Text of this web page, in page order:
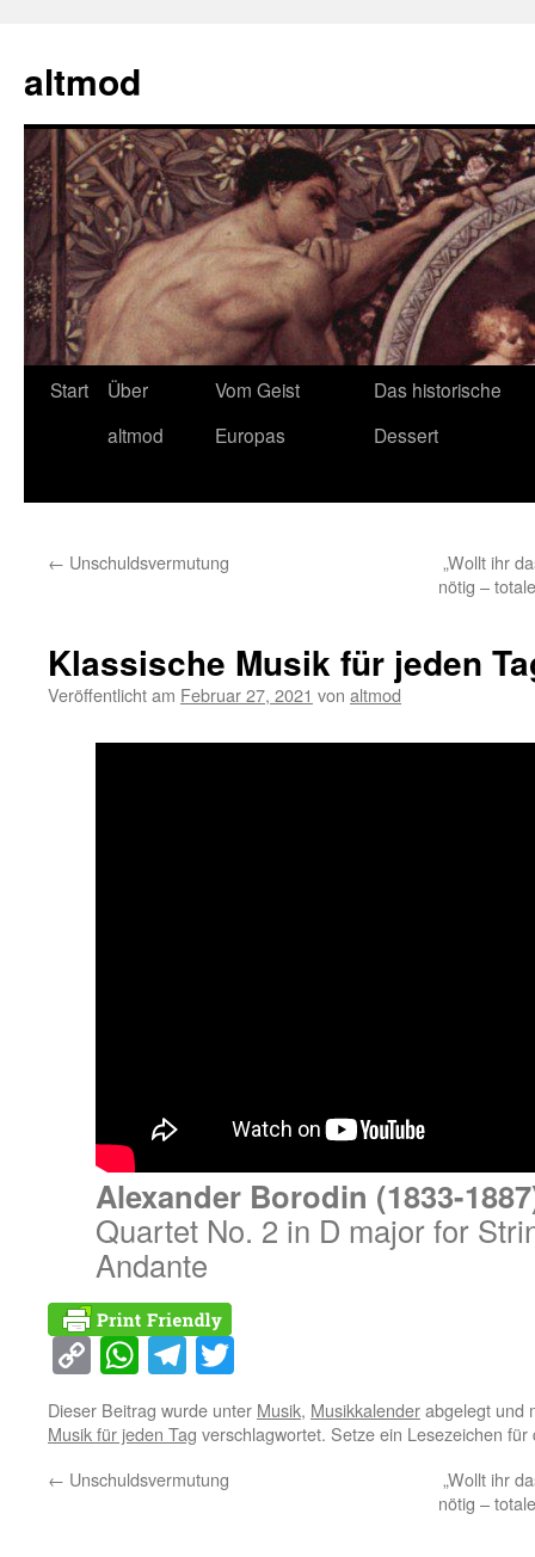
springen
altmod
Start
Über
altmod
Vom Geist
Europas
Das historische
Dessert
← Unschuldsvermutung
„Wollt ihr
nötig –
Klassische Musik für jeden
Veröffentlicht am Februar 27, 2021 von altmod
Alexander Borodin (1833-
Quartet No. 2 in D major for
Andante
Copy
Link
WhatsApp
Telegram
Dieser Beitrag wurde unter Musik, Musikkalenderabgelegt und
Musik für jeden Tag verschlagwortet. Setze ein Lesezeichen
← Unschuldsvermutung
„Wollt ihr
nötig –